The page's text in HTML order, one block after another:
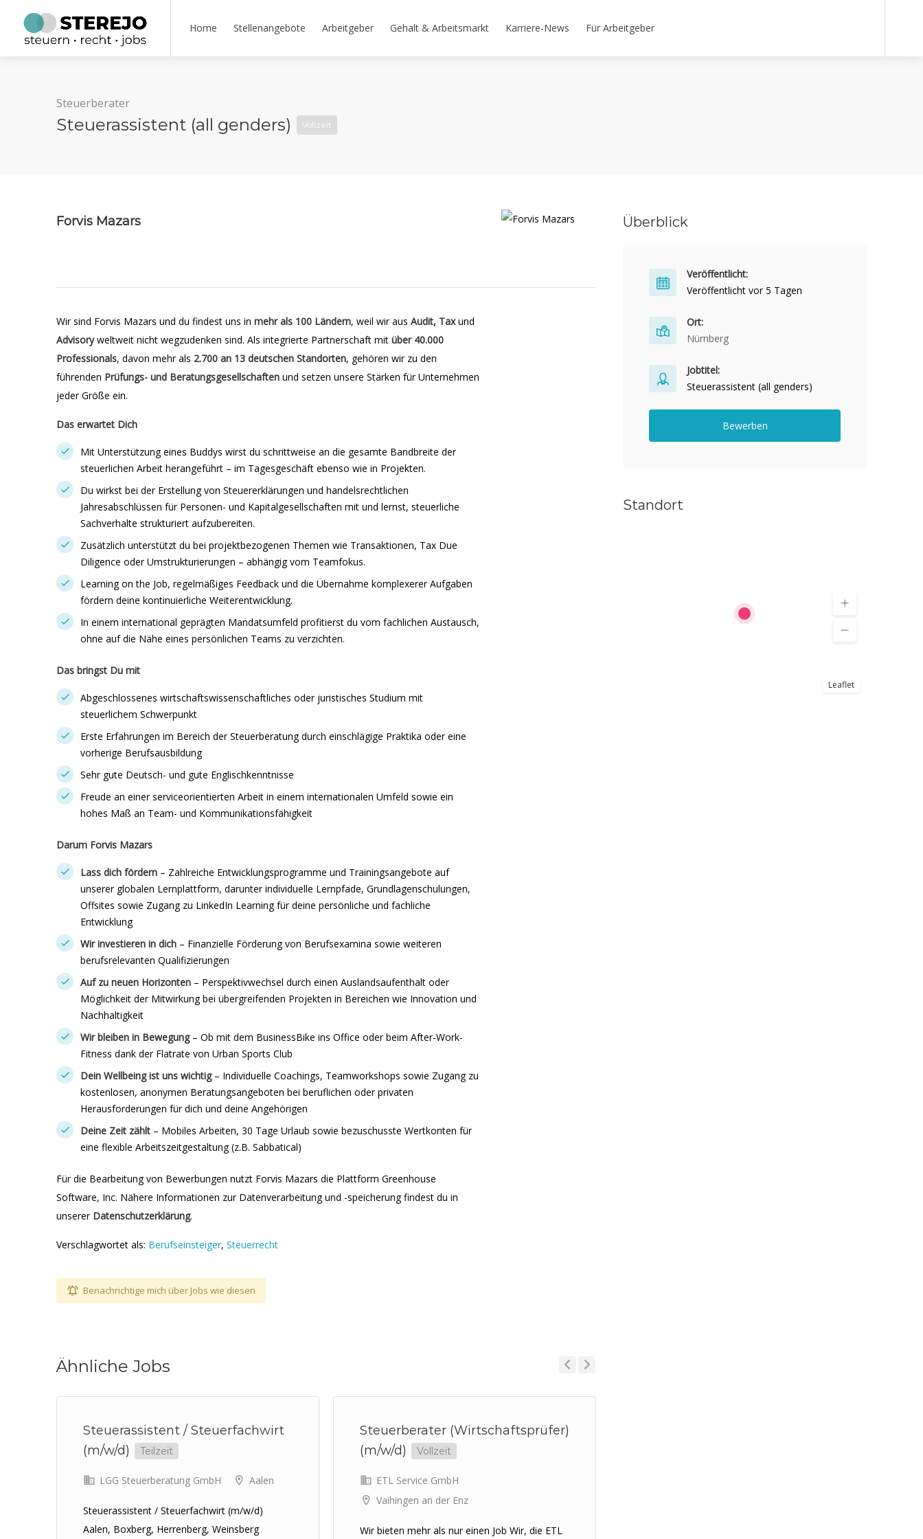
Home Stellenangebote Arbeitgeber Gehalt & Arbeitsmarkt Karriere-News Für Arbeitgeber
Steuerberater
Steuerassistent (all genders) Vollzeit
Forvis Mazars
Wir sind Forvis Mazars und du findest uns in mehr als 100 Ländern, weil wir aus Audit, Taxund
Advisoryweltweit nicht wegzudenken sind. Als integrierte Partnerschaft mit über 40.000
Professionals, davon mehr als 2.700 an 13 deutschen Standorten, gehören wir zu den
führenden Prüfungs- und Beratungsgesellschaften und setzen unsere Stärken für Unternehmen
jeder Größe ein.
Das erwartet Dich
Mit Unterstützung eines Buddys wirst du schrittweise an die gesamte Bandbreite der
steuerlichen Arbeit herangeführt – im Tagesgeschäft ebenso wie in Projekten.
Du wirkst bei der Erstellung von Steuererklärungen und handelsrechtlichen
Jahresabschlüssen für Personen- und Kapitalgesellschaften mit und lernst, steuerliche
Sachverhalte strukturiert aufzubereiten.
Zusätzlich unterstützt du bei projektbezogenen Themen wie Transaktionen, Tax Due
Diligence oder Umstrukturierungen – abhängig vom Teamfokus.
Learning on the Job, regelmäßiges Feedback und die Übernahme komplexerer Aufgaben
fördern deine kontinuierliche Weiterentwicklung.
In einem international geprägten Mandatsumfeld profitierst du vom fachlichen Austausch,
ohne auf die Nähe eines persönlichen Teams zu verzichten.
Das bringst Du mit
Abgeschlossenes wirtschaftswissenschaftliches oder juristisches Studium mit
steuerlichem Schwerpunkt
Erste Erfahrungen im Bereich der Steuerberatung durch einschlägige Praktika oder eine
vorherige Berufsausbildung
Sehr gute Deutsch- und gute Englischkenntnisse
Freude an einer serviceorientierten Arbeit in einem internationalen Umfeld sowie ein
hohes Maß an Team- und Kommunikationsfähigkeit
Darum Forvis Mazars
Lass dich fördern – Zahlreiche Entwicklungsprogramme und Trainingsangebote auf
unserer globalen Lernplattform, darunter individuelle Lernpfade, Grundlagenschulungen,
Offsites sowie Zugang zu LinkedIn Learning für deine persönliche und fachliche
Entwicklung
Wir investieren in dich – Finanzielle Förderung von Berufsexamina sowie weiteren
berufsrelevanten Qualifizierungen
Auf zu neuen Horizonten – Perspektivwechsel durch einen Auslandsaufenthalt oder
Möglichkeit der Mitwirkung bei übergreifenden Projekten in Bereichen wie Innovation und
Nachhaltigkeit
Wir bleiben in Bewegung– Ob mit dem BusinessBike ins Office oder beim After-Work-
Fitness dank der Flatrate von Urban Sports Club
Dein Wellbeing ist uns wichtig – Individuelle Coachings, Teamworkshops sowie Zugang zu
kostenlosen, anonymen Beratungsangeboten bei beruflichen oder privaten
Herausforderungen für dich und deine Angehörigen
Deine Zeit zählt – Mobiles Arbeiten, 30 Tage Urlaub sowie bezuschusste Wertkonten für
eine flexible Arbeitszeitgestaltung (z.B. Sabbatical)
Für die Bearbeitung von Bewerbungen nutzt Forvis Mazars die Plattform Greenhouse
Software, Inc. Nähere Informationen zur Datenverarbeitung und -speicherung findest du in
unserer Datenschutzerklärung.
Verschlagwortet als: Berufseinsteiger, Steuerrecht
Benachrichtige mich über Jobs wie diesen
Ähnliche Jobs
Steuerassistent / Steuerfachwirt
(m/w/d)
Teilzeit
LGG Steuerberatung GmbH Aalen
Steuerassistent / Steuerfachwirt (m/w/d)
Aalen, Boxberg, Herrenberg, Weinsberg
Steuerberater (Wirtschaftsprüfer)
(m/w/d)
Vollzeit
ETL Service GmbH
Vaihingen an der Enz
Wir bieten mehr als nur einen Job Wir, die ETL
Überblick
Veröffentlicht:
Veröffentlicht vor 5 Tagen
Ort:
Nürnberg
Jobtitel:
Steuerassistent (all genders)
Bewerben
Standort
Leaflet